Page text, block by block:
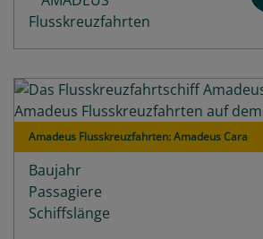
Amadeus Flusskreuzfahrten: Amadeus Cara
Baujahr
Passagiere
Schiffslänge